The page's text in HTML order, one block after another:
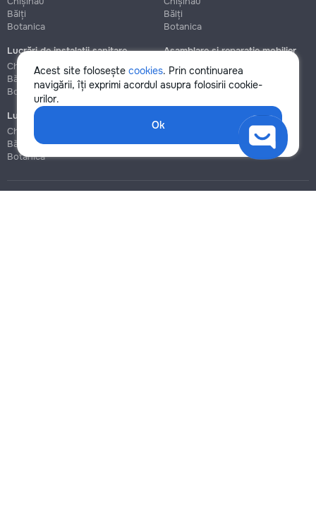
Acest site folosește cookies. Prin continuarea
navigării, îți exprimi acordul asupra folosirii cookie-
urilor.
Ok
Bălți
Botanica
Bălți
Botanica
Lucrări de instalații sanitare
Chișinău
Bălți
Botanica
Asamblare și reparație mobilier
Chișinău
Botanica
Lucrări de construcție și instalare
Chișinău
Bălți
Botanica